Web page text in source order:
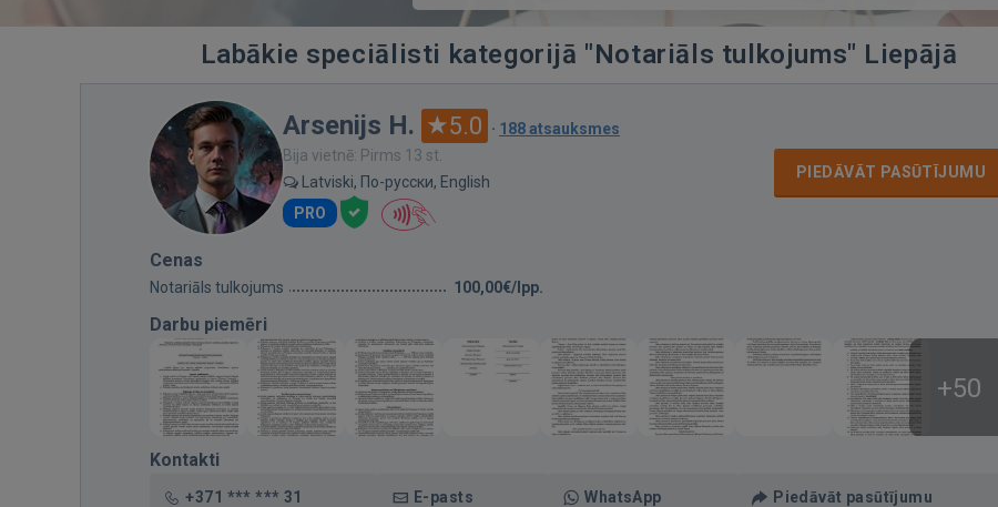
Labākie speciālisti kategorijā "Notariāls tulkojums" Liepājā
Arsenijs H. 5.0 · 188 atsauksmes
Bija vietnē: Pirms 13 st.
Latviski, По-русски, English
PRO
PIEDĀVĀT PASŪTĪJUMU
Cenas
Notariāls tulkojums 100,00€/lpp.
Darbu piemēri
+50
Kontakti
+371 *** *** 31 E-pasts WhatsApp Piedāvāt pasūtījumu